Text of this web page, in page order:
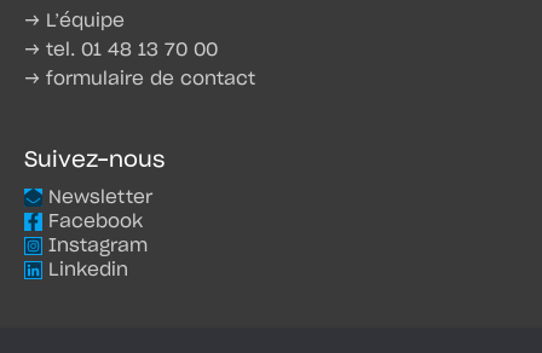
→ L’équipe
→ tel. 01 48 13 70 00
→ formulaire de contact
Suivez-nous
Newsletter
Facebook
Instagram
Linkedin